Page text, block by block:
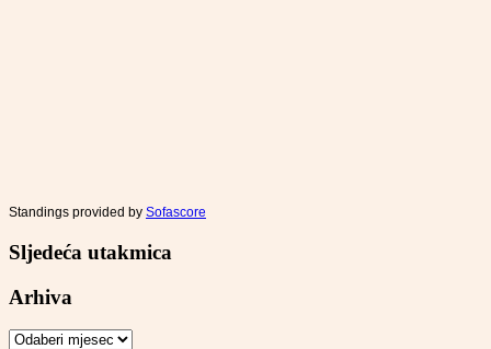
Standings provided by Sofascore
Sljedeća utakmica
Arhiva
Arhiva